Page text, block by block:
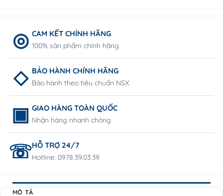
CAM KẾT CHÍNH HÃNG
100% sản phẩm chính hãng
BẢO HÀNH CHÍNH HÃNG
Bảo hành theo tiêu chuẩn NSX
GIAO HÀNG TOÀN QUỐC
Nhận hàng nhanh chóng
HỖ TRỢ 24/7
Hotline: 0978.39.03.39
MÔ TẢ